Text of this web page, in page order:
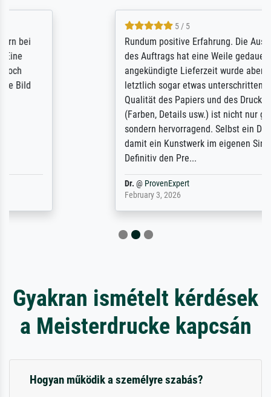
Rundum positive Erfahrung. Die Ausführung
des Auftrags hat eine Weile gedauert, die
angekündigte Lieferzeit wurde aber
letztlich sogar etwas unterschritten. Die
Qualität des Papiers und des Drucks
(Farben, Details usw.) ist nicht nur gut,
sondern hervorragend. Selbst ein Druck ist
damit ein Kunstwerk im eigenen Sinne.
Gyakran ismételt kérdések
a Meisterdrucke kapcsán
Hogyan működik a személyre szabás?